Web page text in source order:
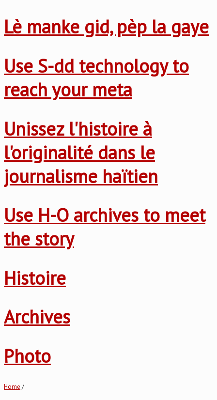
Lè manke gid, pèp la gaye
Use S-dd technology to
reach your meta
Unissez l'histoire à
l'originalité dans le
journalisme haïtien
Use H-O archives to meet
the story
Histoire
Archives
Photo
Home /